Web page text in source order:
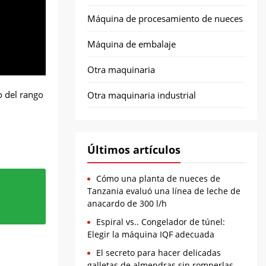
del rango
Máquina de procesamiento de nueces
Máquina de embalaje
Otra maquinaria
Otra maquinaria industrial
Últimos artículos
Cómo una planta de nueces de
Tanzania evaluó una línea de leche de
anacardo de 300 l/h
Espiral vs.. Congelador de túnel:
Elegir la máquina IQF adecuada
El secreto para hacer delicadas